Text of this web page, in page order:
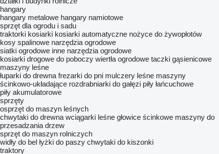
hangary
hangary metalowe hangary namiotowe
sprzęt dla ogrodu i sadu
traktorki kosiarki kosiarki automatyczne nożyce do żywopłotów
kosy spalinowe narzędzia ogrodowe
siatki ogrodowe inne narzędzia ogrodowe
kosiarki drogowe do poboczy wiertła ogrodowe taczki gąsienicowe
maszyny leśne
łuparki do drewna frezarki do pni mulczery leśne maszyny
ścinkowo-układające rozdrabniarki do gałęzi piły łańcuchowe
piły akumulatorowe
sprzęty
osprzęt do maszyn leśnych
chwytaki do drewna wciągarki leśne głowice ścinkowe maszyny do
przesadzania drzew
sprzęt do maszyn rolniczych
widły do bel łyżki do paszy chwytaki do kiszonki
traktory